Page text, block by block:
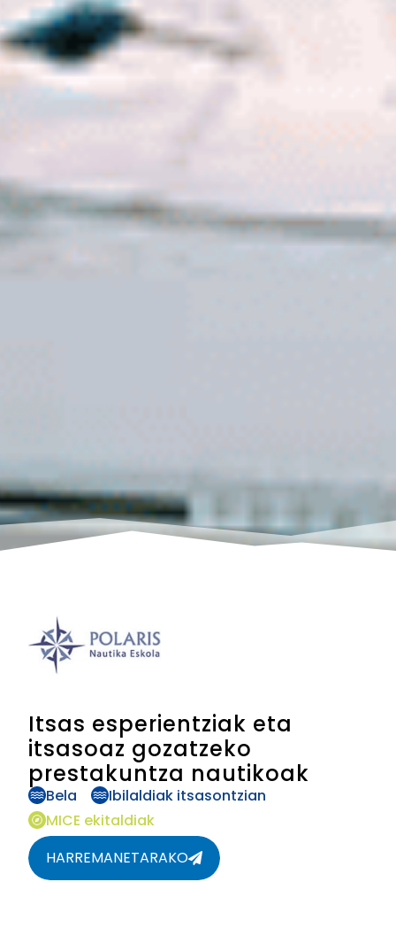
Itsas esperientziak eta
itsasoaz gozatzeko
prestakuntza nautikoak
Bela
Ibilaldiak itsasontzian
MICE ekitaldiak
HARREMANETARAKO